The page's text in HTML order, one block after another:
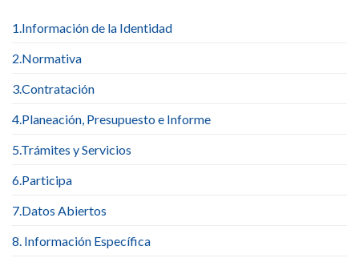
1.Información de la Identidad
2.Normativa
3.Contratación
4.Planeación, Presupuesto e Informe
5.Trámites y Servicios
6.Participa
7.Datos Abiertos
8. Información Específica